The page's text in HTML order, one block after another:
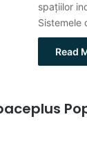
spațiilor
Sistemele
Read